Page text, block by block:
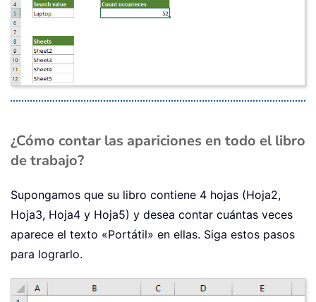
¿Cómo contar las apariciones en todo el libro
de trabajo?
Supongamos que su libro contiene 4 hojas (Hoja2,
Hoja3, Hoja4 y Hoja5) y desea contar cuántas veces
aparece el texto «Portátil» en ellas. Siga estos pasos
para lograrlo.